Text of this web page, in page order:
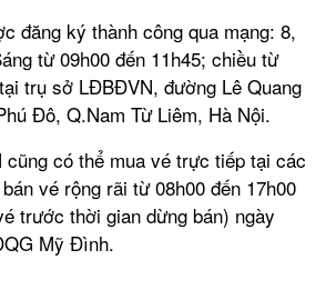
đăng ký thành công qua mạng: 8,
từ 09h00 đến 11h45; chiều từ
trụ sở LĐBĐVN, đường Lê Quang
Đô, Q.Nam Từ Liêm, Hà Nội.
cũng có thể mua vé trực tiếp tại các
vé rộng rãi từ 08h00 đến 17h00
trước thời gian dừng bán) ngày
Mỹ Đình.